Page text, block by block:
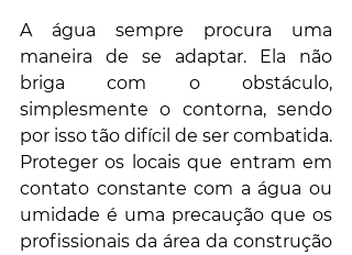
A água sempre procura uma
maneira de se adaptar. Ela não
briga com o obstáculo,
simplesmente o contorna, sendo
por isso tão difícil de ser combatida.
Proteger os locais que entram em
contato constante com a água ou
umidade é uma precaução que os
profissionais da área da construção